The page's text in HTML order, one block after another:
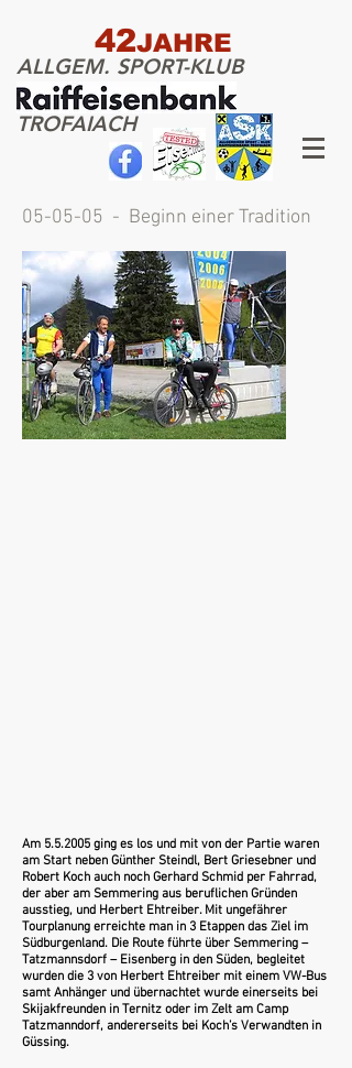
42JAHRE
ALLGEM. SPORT-KLUB
TROFAIACH
05-05-05 - Beginn einer Tradition
Am 5.5.2005 ging es los und mit von der Partie waren
am Start neben Günther Steindl, Bert Griesebner und
Robert Koch auch noch Gerhard Schmid per Fahrrad,
der aber am Semmering aus beruflichen Gründen
ausstieg, und Herbert Ehtreiber. Mit ungefährer
Tourplanung erreichte man in 3 Etappen das Ziel im
Südburgenland. Die Route führte über Semmering –
Tatzmannsdorf – Eisenberg in den Süden, begleitet
wurden die 3 von Herbert Ehtreiber mit einem VW-Bus
samt Anhänger und übernachtet wurde einerseits bei
Skijakfreunden in Ternitz oder im Zelt am Camp
Tatzmanndorf, andererseits bei Koch’s Verwandten in
Güssing.